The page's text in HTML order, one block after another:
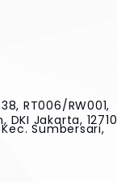
RT006/RW001,
Jakarta, 12710
Sumbersari,